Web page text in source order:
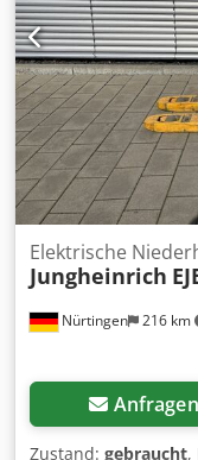
Nürtingen 216 km
Elektrische
Jungheinrich
Anfragen
Zustand: gebraucht,